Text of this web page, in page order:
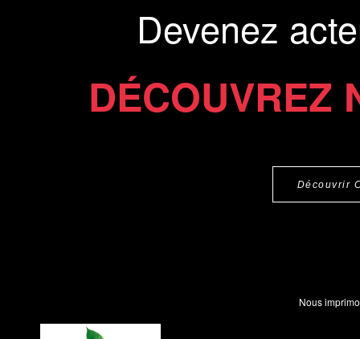
Devenez
DÉCOUVREZ
Découvrir
Nous